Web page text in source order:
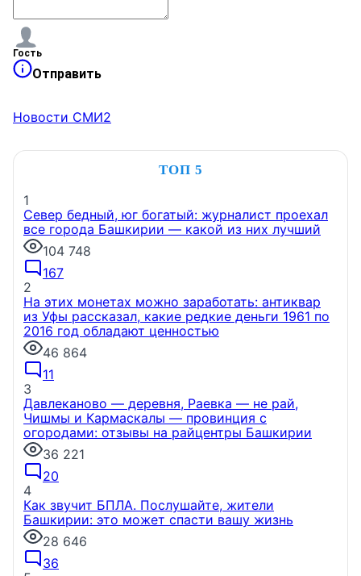
Гость
Отправить
Новости СМИ2
ТОП 5
1
Север бедный, юг богатый: журналист проехал
все города Башкирии — какой из них лучший
104 748
167
2
На этих монетах можно заработать: антиквар
из Уфы рассказал, какие редкие деньги 1961 по
2016 год обладают ценностью
46 864
11
3
Давлеканово — деревня, Раевка — не рай,
Чишмы и Кармаскалы — провинция с
огородами: отзывы на райцентры Башкирии
36 221
20
4
Как звучит БПЛА. Послушайте, жители
Башкирии: это может спасти вашу жизнь
28 646
36